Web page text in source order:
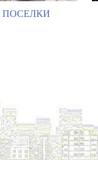
ПОСЕЛКИ